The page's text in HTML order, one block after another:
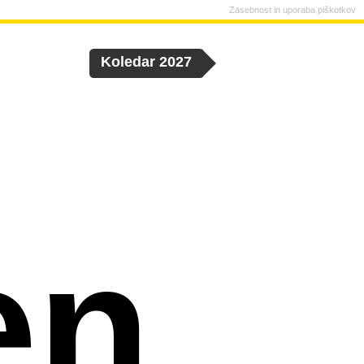
Koledar 2027
Zasebnost in uporaba piškotkov